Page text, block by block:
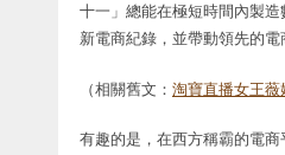
十一」總能在極短時間內製
新電商紀錄，並帶動領先的電
（相關舊文： 淘寶直播女王薇
有趣的是，在西方稱霸的電